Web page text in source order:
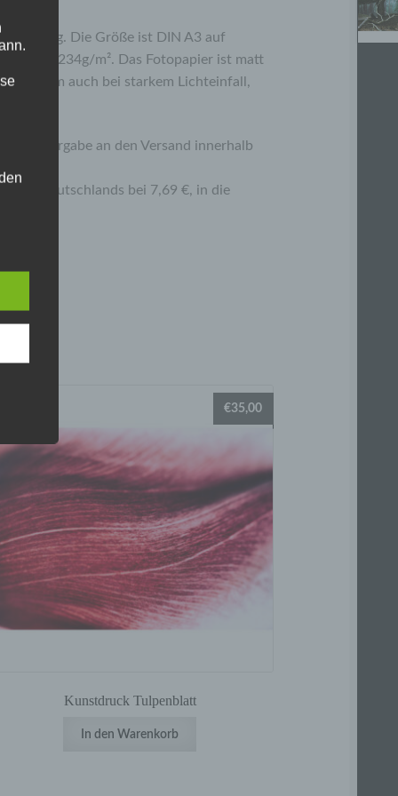
Die Größe ist DIN A3 auf
von 234g/m². Das Fotopapier ist matt
hat, um auch bei starkem Lichteinfall,
Übergabe an den Versand innerhalb
Deutschlands bei 7,69 €, in die
Kunstdruck Tulpenblatt
€35,00
In den Warenkorb
eine
zu
die